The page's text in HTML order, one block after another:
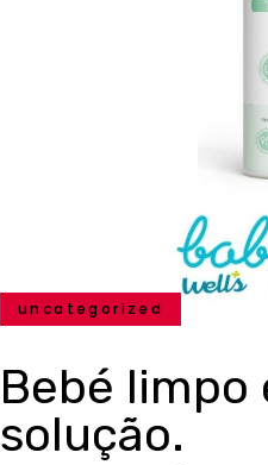
uncategorized
Bebé limpo
solução.